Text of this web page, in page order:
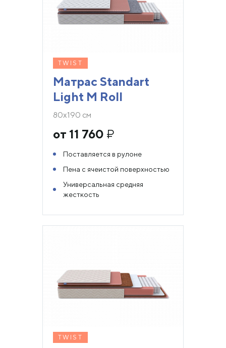
TWIST
Матрас Standart
Light M Roll
80х190 см
от 11 760 ₽
Поставляется в рулоне
Пена с ячеистой поверхностью
Универсальная средняя
жесткость
TWIST